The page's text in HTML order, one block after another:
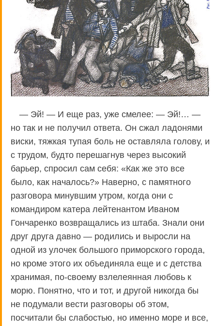
— Эй! — И еще раз, уже смелее: — Эй!… —
но так и не получил ответа. Он сжал ладонями
виски, тяжкая тупая боль не оставляла голову, и
с трудом, будто перешагнув через высокий
барьер, спросил сам себя: «Как же это все
было, как началось?» Наверно, с памятного
разговора минувшим утром, когда они с
командиром катера лейтенантом Иваном
Гончаренко возвращались из штаба. Знали они
друг друга давно — родились и выросли на
одной из улочек большого приморского города,
но кроме этого их объединяла еще и с детства
хранимая, по-своему взлелеянная любовь к
морю. Понятно, что и тот, и другой никогда бы
не подумали вести разговоры об этом,
посчитали бы слабостью, но именно море и все,